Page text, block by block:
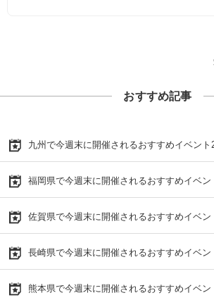
おすすめ記事
九州で今週末に開催されるおすすめイベント
福岡県で今週末に開催されるおすすめイベン
佐賀県で今週末に開催されるおすすめイベン
長崎県で今週末に開催されるおすすめイベン
熊本県で今週末に開催されるおすすめイベン